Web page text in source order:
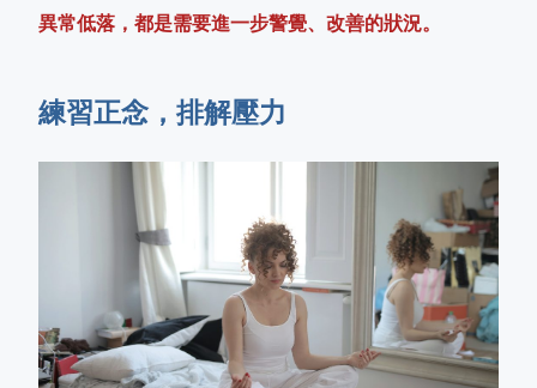
異常低落，都是需要進一步警覺、改善的狀況。
練習正念，排解壓力